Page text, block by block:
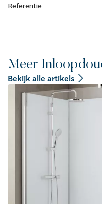
Referentie
Meer
Bekijk alle artikels